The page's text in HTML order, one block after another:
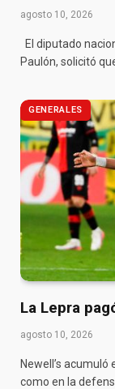
agosto 10, 2026
El diputado
Paulón, solicitó
GENERALES
La Lepra
agosto 10, 2026
Newell’s
como en la